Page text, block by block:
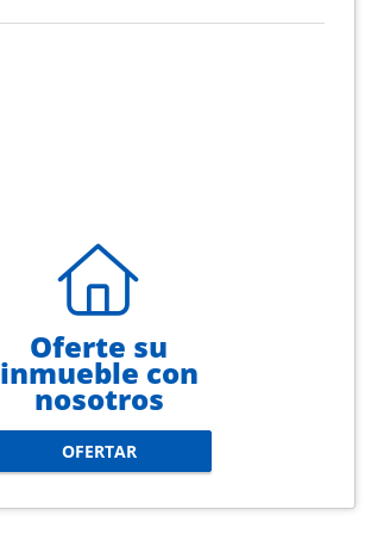
Oferte su
inmueble con
nosotros
OFERTAR